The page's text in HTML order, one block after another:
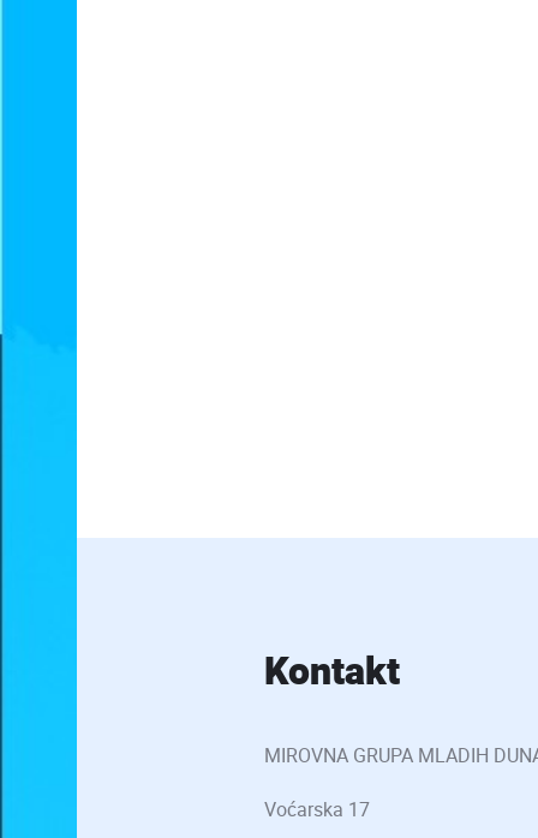
Kontakt
MIROVNA GRUPA MLADIH
Voćarska 17